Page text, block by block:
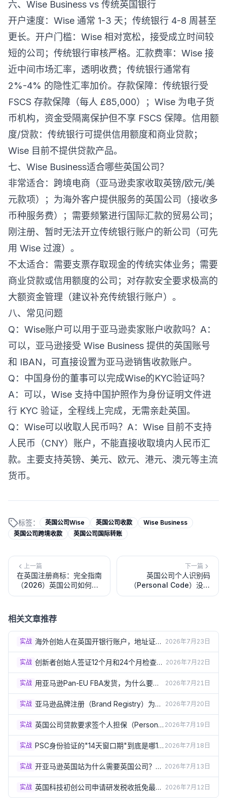
六、Wise Business vs 传统英国银行
开户速度：Wise 通常 1-3 天；传统银行 4-8 周甚至
更长。开户门槛：Wise 相对宽松，接受成立时间较
短的公司；传统银行审核严格。汇款费率：Wise 接
近中间市场汇率，透明收费；传统银行通常有
2%-4% 的隐性汇率加价。存款保障：传统银行受
FSCS 存款保障（每人 £85,000）；Wise 为电子货
币机构，资金受隔离保护但不享 FSCS 保障。信用额
度/贷款：传统银行可提供信用额度和商业贷款；
Wise 目前不提供贷款产品。
七、Wise Business适合哪些英国公司？
非常适合：跨境电商（亚马逊卖家收取英镑/欧元/美
元款项）；为海外客户提供服务的英国公司（接收多
币种服务费）；需要频繁进行国际汇款的贸易公司；
刚注册、暂时无法开立传统银行账户的新公司（可先
用 Wise 过渡）。
不太适合：需要支票存取现金的传统实体业务；需要
商业贷款或信用额度的公司；对存款安全要求极高的
大额资金管理（建议补充传统银行账户）。
八、常见问题
Q：Wise账户可以用于亚马逊卖家账户收款吗？A：
可以，亚马逊接受 Wise Business 提供的英国账号
和 IBAN，可直接设置为亚马逊销售收款账户。
Q：中国身份的董事可以完成Wise的KYC验证吗？
A：可以，Wise 支持中国护照作为身份证明文件进
行 KYC 验证，全程线上完成，无需亲赴英国。
Q：Wise可以收取人民币吗？A：Wise 目前不支持
人民币（CNY）账户，不能直接收取境内人民币汇
款。主要支持英镑、美元、欧元、港元、澳元等主流
货币。
标签： 英国公司Wise 英国公司收款
Wise Business
英国公司跨境收款
英国公司国际转账
上一篇
在英国注册商标：完全指南
（2026）英国公司如何保
护品牌？
下一篇
英国公司个人识别码
（Personal Code）没收
到怎么办？查询与补领完全
相关文章推荐
实战 海外创始人在英国开银行账户，地址证明
总被拒？3个实操方案（2026）
2026年7月23日
实战 创新者创始人签证12个月和24个月检查
点：怎样才算"进展达标"？（2026）
2026年7月22日
实战 用亚马逊Pan-EU FBA发货，为什么要在
德法意西波5国注册VAT？（2026）
2026年7月21日
实战 亚马逊品牌注册（Brand Registry）为什
么必须要有英国商标？（2026）
2026年7月20日
实战 英国公司贷款要求签个人担保（Personal
Guarantee）？签之前必须了解的风险
（2026）
2026年7月19日
实战 PSC身份验证的"14天窗口期"到底是哪14
天？出生月份规则详解（2026）
2026年7月18日
实战 开亚马逊英国站为什么需要英国公司？企
业卖家资质要求详解（2026）
2026年7月13日
实战 英国科技初创公司申请研发税收抵免最容
2026年7月12日